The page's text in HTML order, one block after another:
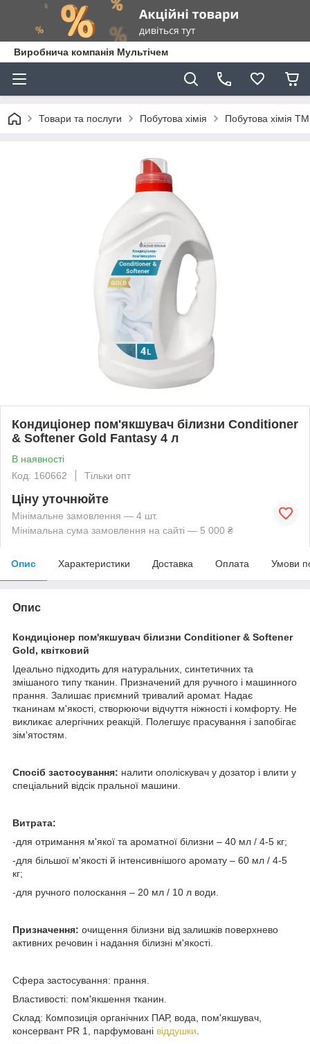
Виробнича компанія Мультічем
Товари та послуги Побутова хімія Побутова хімія
Кондиціонер пом'якшувач білизни Conditioner
& Softener Gold Fantasy 4 л
В наявності
Код: 160662
Тільки опт
Ціну уточнюйте
Мінімальне замовлення — 4 шт.
Мінімальна сума замовлення на сайті — 5 000 ₴
Опис Характеристики Доставка Оплата Умови
Опис
Кондиціонер пом'якшувач білизни Conditioner & Softener
Gold, квітковий
Ідеально підходить для натуральних, синтетичних та
змішаного типу тканин. Призначений для ручного і машинного
прання. Залишає приємний тривалий аромат. Надає
тканинам м'якості, створюючи відчуття ніжності і комфорту. Не
викликає алергічних реакцій. Полегшує прасування і запобігає
зім’ятостям.
Спосіб застосування: налити ополіскувач у дозатор і влити у
спеціальний відсік пральної машини.
Витрата:
-для отримання м'якої та ароматної білизни – 40 мл / 4-5 кг;
-для більшої м'якості й інтенсивнішого аромату – 60 мл / 4-5
кг;
-для ручного полоскання – 20 мл / 10 л води.
Призначення: очищення білизни від залишків поверхнево
активних речовин і надання білизні м'якості.
Сфера застосування: прання.
Властивості: пом'якшення тканин.
Склад: Композиція органічних ПАР, вода, пом'якшувач,
консервант PR 1, парфумовані віддушки